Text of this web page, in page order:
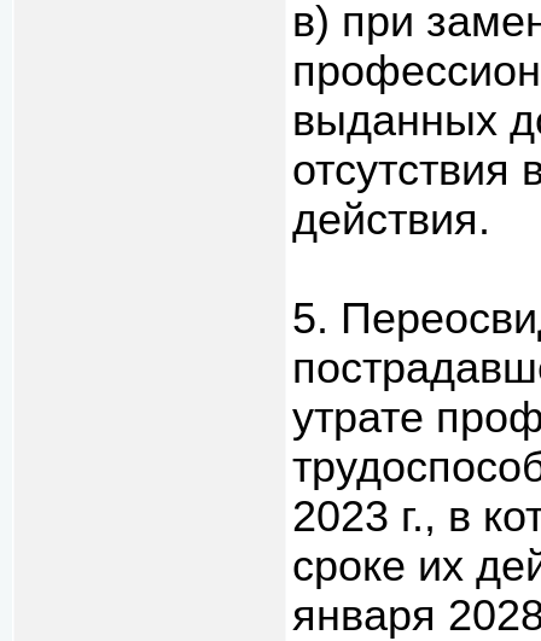
в) при
выданных
отсутствия
действия.
5.
утрате
2023 г., в
сроке их
января